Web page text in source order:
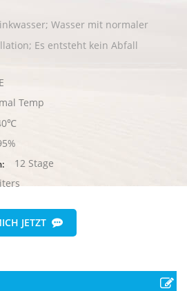
Wasser mit normaler
Es entsteht kein Abfall
Temp
12 Stage
JETZT